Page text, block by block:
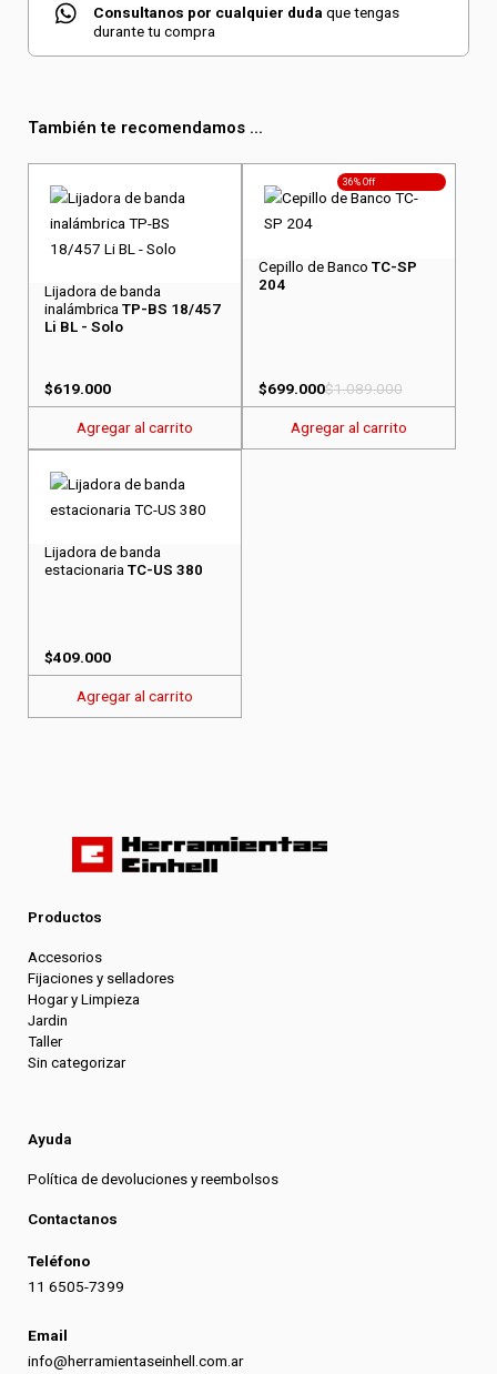
Consultanos por cualquier duda que tengas
durante tu compra
También te recomendamos ...
Lijadora de banda
inalámbrica TP-BS 18/457
Li BL - Solo
$619.000
Agregar al carrito
36% Off
Cepillo de Banco TC-SP
204
$1.089.000
$699.000
Agregar al carrito
Lijadora de banda
estacionaria TC-US 380
$409.000
Agregar al carrito
Productos
Accesorios
Fijaciones y selladores
Hogar y Limpieza
Jardin
Taller
Sin categorizar
Ayuda
Política de devoluciones y reembolsos
Contactanos
Teléfono
11 6505-7399
Email
info@herramientaseinhell.com.ar